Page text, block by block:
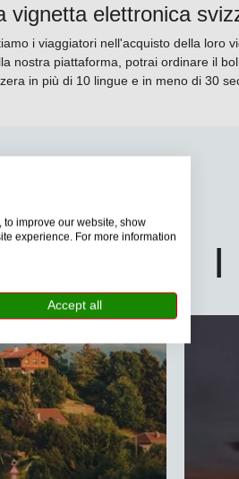
vignetta elettronica
i viaggiatori nell'acquisto della loro
nostra piattaforma, potrai ordinare il
in più di 10 lingue e in meno di 30
I
to improve our website, show
experience. For more information
Accept all